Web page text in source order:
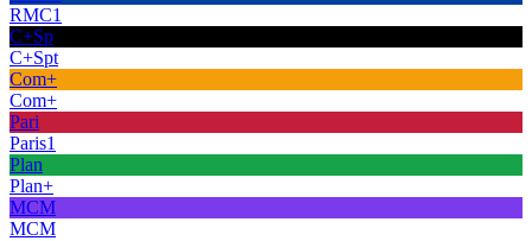
RMC1
C+Sp
C+Spt
Com+
Com+
Pari
Paris1
Plan
Plan+
MCM
MCM